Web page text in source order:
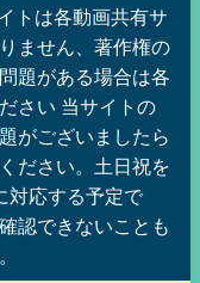
トは各動画共有サ
ません、著作権の
題がある場合は各
さい 当サイトの
がございましたら
ださい。土日祝を
対応する予定で
認できないことも